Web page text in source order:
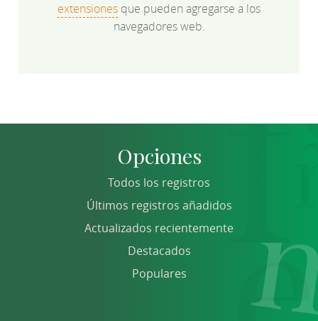
extensiones que pueden agregarse a los
navegadores web.
Opciones
Todos los registros
Últimos registros añadidos
Actualizados recientemente
Destacados
Populares